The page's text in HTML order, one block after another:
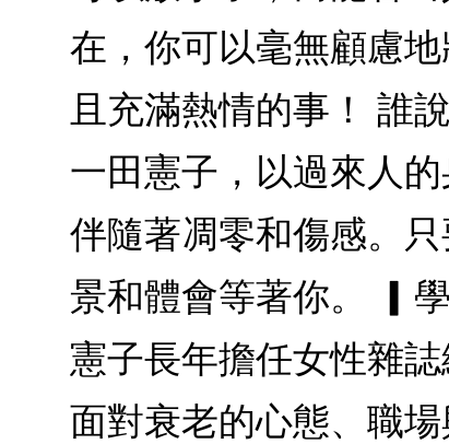
在，你可以毫無顧慮
且充滿熱情的事！ 誰
一田憲子，以過來人
伴隨著凋零和傷感。
景和體會等著你。 ▎
憲子長年擔任女性雜
面對衰老的心態、職